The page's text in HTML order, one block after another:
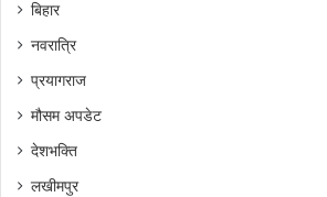
बिहार
नवरात्रि
प्रयागराज
मौसम अपडेट
देशभक्ति
लखीमपुर